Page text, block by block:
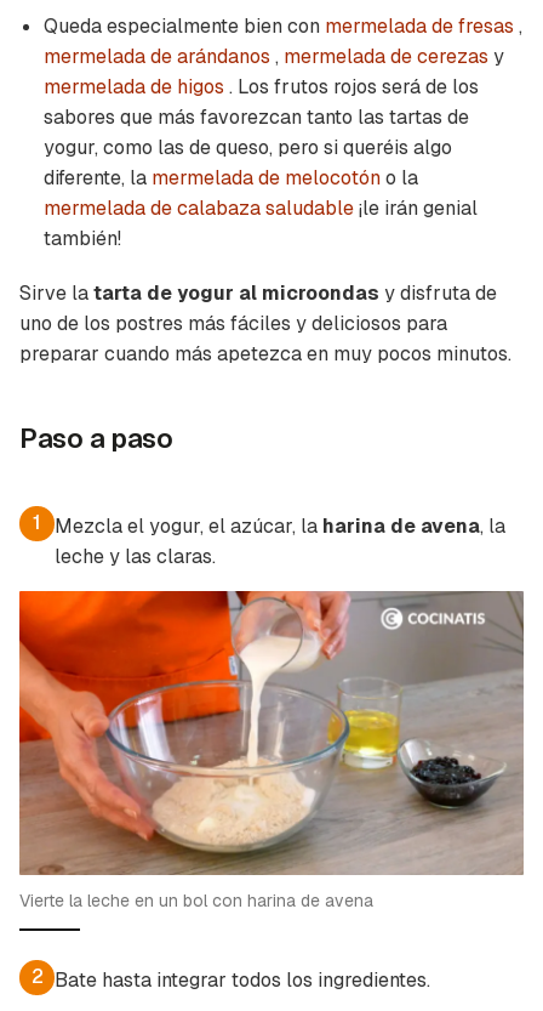
Queda especialmente bien con mermelada de fresas ,
mermelada de arándanos , mermelada de cerezas y
mermelada de higos . Los frutos rojos será de los
sabores que más favorezcan tanto las tartas de
yogur, como las de queso, pero si queréis algo
diferente, la mermelada de melocotóno la
mermelada de calabaza saludable¡le irán genial
también!
Sirve latarta de yogur al microondas y disfruta de
uno de los postres más fáciles y deliciosos para
preparar cuando más apetezca en muy pocos minutos.
Paso a paso
1 Mezcla el yogur, el azúcar, la harina de avena, la
leche y las claras.
Vierte la leche en un bol con harina de avena
2 Bate hasta integrar todos los ingredientes.